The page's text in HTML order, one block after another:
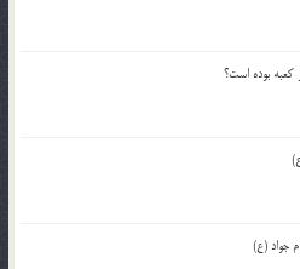
بوده است؟
جواد (ع)